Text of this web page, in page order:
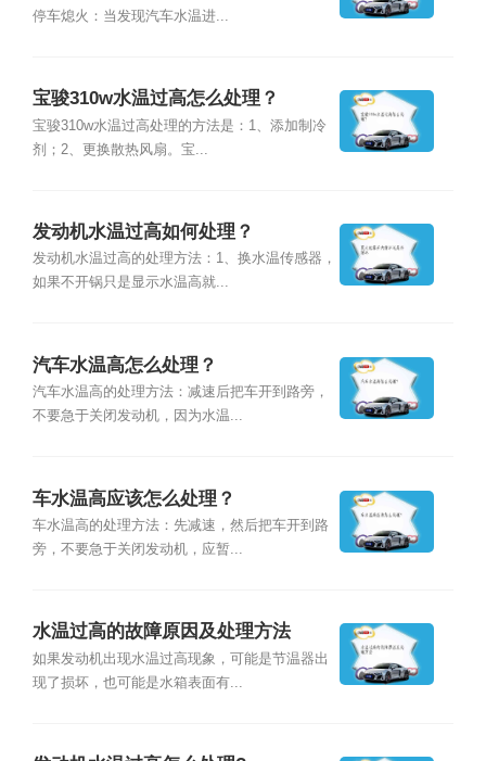
停车熄火：当发现汽车水温进...
宝骏310w水温过高怎么处理？
宝骏310w水温过高处理的方法是：1、添加制冷
剂；2、更换散热风扇。宝...
发动机水温过高如何处理？
发动机水温过高的处理方法：1、换水温传感器，
如果不开锅只是显示水温高就...
汽车水温高怎么处理？
汽车水温高的处理方法：减速后把车开到路旁，
不要急于关闭发动机，因为水温...
车水温高应该怎么处理？
车水温高的处理方法：先减速，然后把车开到路
旁，不要急于关闭发动机，应暂...
水温过高的故障原因及处理方法
如果发动机出现水温过高现象，可能是节温器出
现了损坏，也可能是水箱表面有...